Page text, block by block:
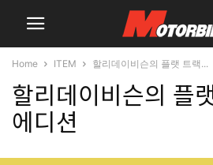
Home ITEM 할리데이비슨의 플랫 트랙...
할리데이비슨의 플
에디션